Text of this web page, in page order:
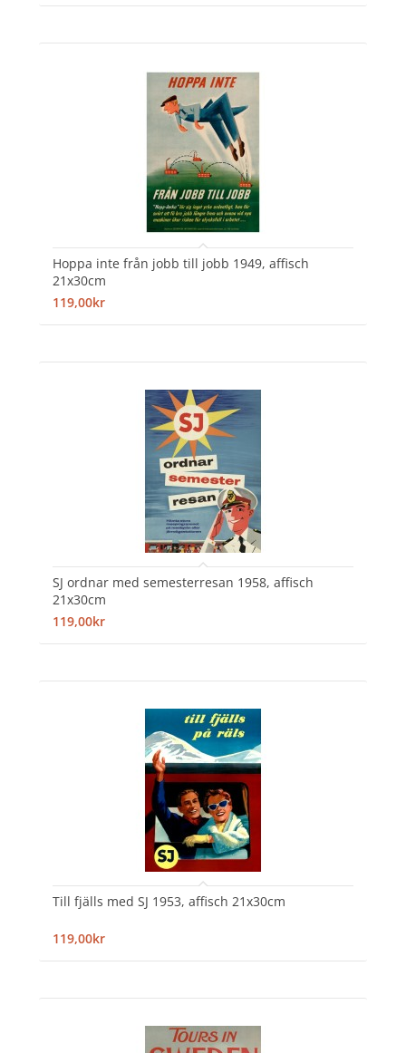
Hoppa inte från jobb till jobb 1949, affisch
21x30cm
119,00kr
SJ ordnar med semesterresan 1958, affisch
21x30cm
119,00kr
Till fjälls med SJ 1953, affisch 21x30cm
119,00kr